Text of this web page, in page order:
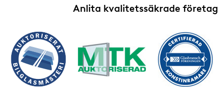
Anlita kvalitetssäkrade företag